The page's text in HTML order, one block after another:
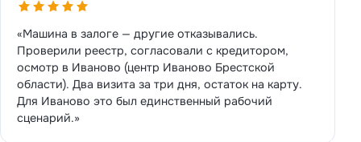
«Машина в залоге — другие отказывались.
Проверили реестр, согласовали с кредитором,
осмотр в Иваново (центр Иваново Брестской
области). Два визита за три дня, остаток на карту.
Для Иваново это был единственный рабочий
сценарий.»